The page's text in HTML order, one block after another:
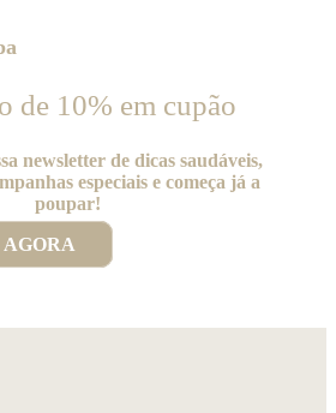
de 10% em cupão
newsletter de dicas saudáveis,
especiais e começa já a
poupar!
AGORA